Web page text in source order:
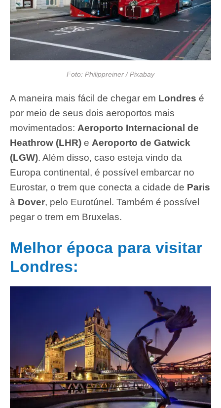
Foto: Philippreiner / Pixabay
A maneira mais fácil de chegar em Londres é
por meio de seus dois aeroportos mais
movimentados: Aeroporto Internacional de
Heathrow (LHR) e Aeroporto de Gatwick
(LGW). Além disso, caso esteja vindo da
Europa continental, é possível embarcar no
Eurostar, o trem que conecta a cidade de Paris
à Dover, pelo Eurotúnel. Também é possível
pegar o trem em Bruxelas.
Melhor época para visitar
Londres: